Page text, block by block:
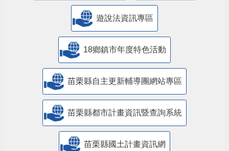
遊說法資訊專區
18鄉鎮市年度特色活動
苗栗縣自主更新輔導團網站專區
苗栗縣都市計畫資訊暨查詢系統
苗栗縣國土計畫資訊網